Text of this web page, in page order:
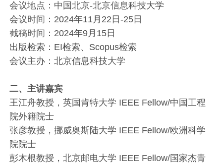
会议地点：中国北京-北京信息科技大学
会议时间：2024年11月22日-25日
截稿时间：2024年9月15日
出版检索：EI检索、Scopus检索
会议主办：北京信息科技大学
二、主讲嘉宾
王江舟教授，英国肯特大学 IEEE Fellow/中国工程
院外籍院士
张彦教授，挪威奥斯陆大学 IEEE Fellow/欧洲科学
院院士
彭木根教授，北京邮电大学 IEEE Fellow/国家杰青